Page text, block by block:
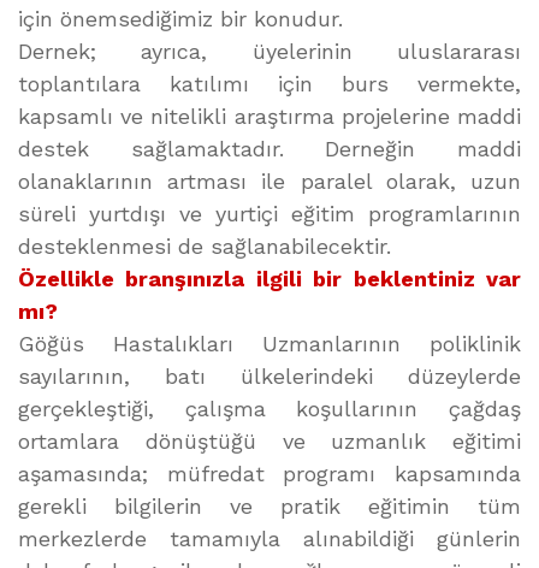
için önemsediğimiz bir konudur.
Dernek; ayrıca, üyelerinin uluslararası
toplantılara katılımı için burs vermekte,
kapsamlı ve nitelikli araştırma projelerine maddi
destek sağlamaktadır. Derneğin maddi
olanaklarının artması ile paralel olarak, uzun
süreli yurtdışı ve yurtiçi eğitim programlarının
desteklenmesi de sağlanabilecektir.
Özellikle branşınızla ilgili bir beklentiniz var
mı?
Göğüs Hastalıkları Uzmanlarının poliklinik
sayılarının, batı ülkelerindeki düzeylerde
gerçekleştiği, çalışma koşullarının çağdaş
ortamlara dönüştüğü ve uzmanlık eğitimi
aşamasında; müfredat programı kapsamında
gerekli bilgilerin ve pratik eğitimin tüm
merkezlerde tamamıyla alınabildiği günlerin